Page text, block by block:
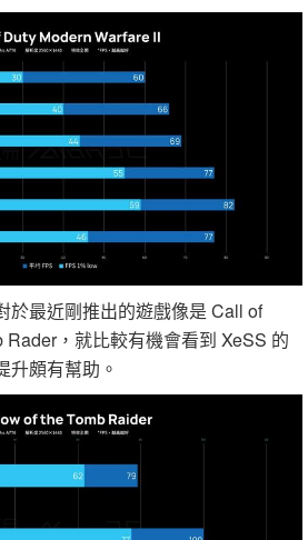
於最近剛推出的遊戲像是 Call of
，就比較有機會看到 XeSS 的
升頗有幫助。